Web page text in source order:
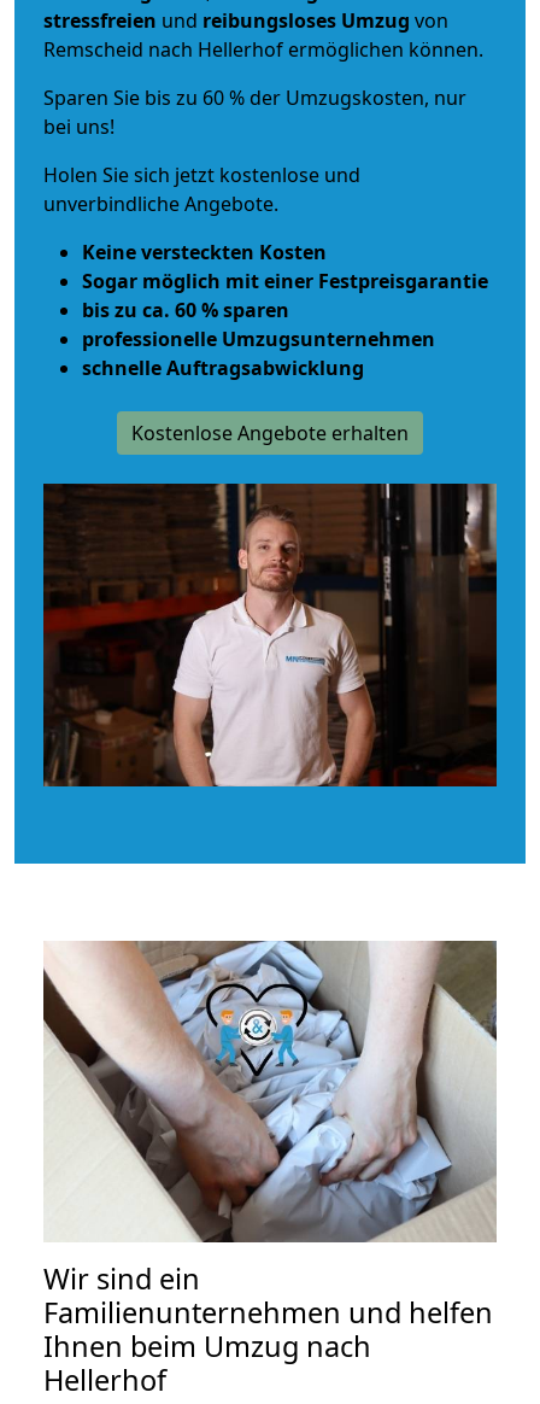
stressfreien und reibungsloses Umzug von
Remscheid nach Hellerhof ermöglichen können.
Sparen Sie bis zu 60 % der Umzugskosten, nur
bei uns!
Holen Sie sich jetzt kostenlose und
unverbindliche Angebote.
Keine versteckten Kosten
Sogar möglich mit einer Festpreisgarantie
bis zu ca. 60 % sparen
professionelle Umzugsunternehmen
schnelle Auftragsabwicklung
Kostenlose Angebote erhalten
Wir sind ein
Familienunternehmen und helfen
Ihnen beim Umzug nach
Hellerhof